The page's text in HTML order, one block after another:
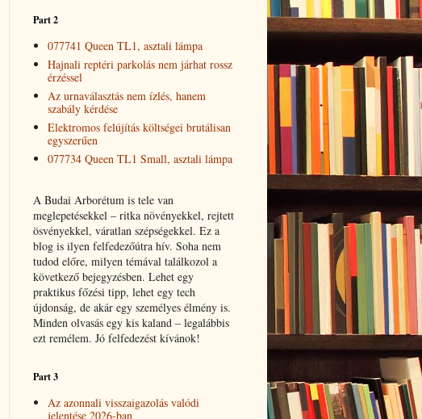
Part 2
077741 Queen TL1, asztali lámpa
Hajnali reptéri parkolás nem járhat rossz
érzéssel
Az urnaválasztás nem ízlés, hanem
szabály kérdése
Elektromos felújítás költségei brutálisan
egyszerűen
077734 Queen TL1 Small, asztali lámpa
A Budai Arborétum is tele van
meglepetésekkel – ritka növényekkel, rejtett
ösvényekkel, váratlan szépségekkel. Ez a
blog is ilyen felfedezőútra hív. Soha nem
tudod előre, milyen témával találkozol a
következő bejegyzésben. Lehet egy
praktikus főzési tipp, lehet egy tech
újdonság, de akár egy személyes élmény is.
Minden olvasás egy kis kaland – legalábbis
ezt remélem. Jó felfedezést kívánok!
Part 3
Az azonnali visszaigazolás valódi
jelentése 2026-ban